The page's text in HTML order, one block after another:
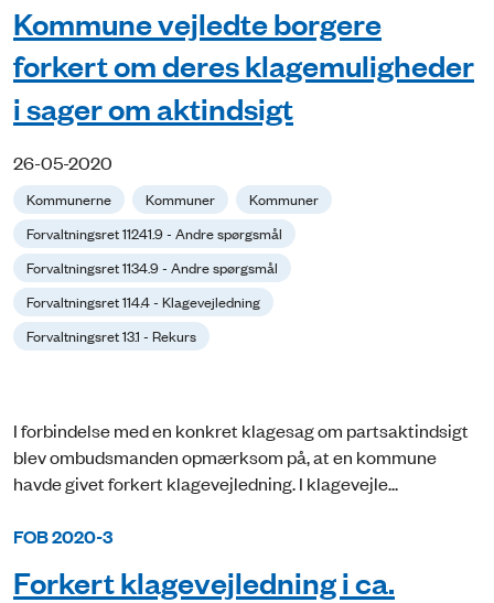
Kommune vejledte borgere
forkert om deres klagemuligheder
i sager om aktindsigt
26-05-2020
Kommunerne Kommuner
Kommuner
Forvaltningsret 11241.9 - Andre spørgsmål
Forvaltningsret 1134.9 - Andre spørgsmål
Forvaltningsret 114.4 - Klagevejledning
Forvaltningsret 13.1 - Rekurs
I forbindelse med en konkret klagesag om partsaktindsigt
blev ombudsmanden opmærksom på, at en kommune
havde givet forkert klagevejledning. I klagevejle...
FOB 2020-3
Forkert klagevejledning i ca.